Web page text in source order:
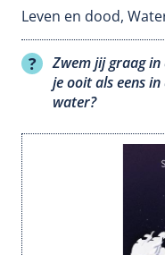
Leven en dood,
Zwem jij graag in
je ooit als eens
water?